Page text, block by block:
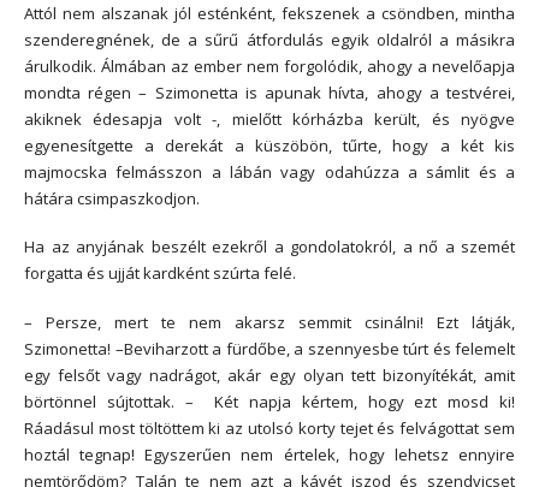
Attól nem alszanak jól esténként, fekszenek a csöndben, mintha
szenderegnének, de a sűrű átfordulás egyik oldalról a másikra
árulkodik. Álmában az ember nem forgolódik, ahogy a nevelőapja
mondta régen – Szimonetta is apunak hívta, ahogy a testvérei,
akiknek édesapja volt -, mielőtt kórházba került, és nyögve
egyenesítgette a derekát a küszöbön, tűrte, hogy a két kis
majmocska felmásszon a lábán vagy odahúzza a sámlit és a
hátára csimpaszkodjon.
Ha az anyjának beszélt ezekről a gondolatokról, a nő a szemét
forgatta és ujját kardként szúrta felé.
– Persze, mert te nem akarsz semmit csinálni! Ezt látják,
Szimonetta! –Beviharzott a fürdőbe, a szennyesbe túrt és felemelt
egy felsőt vagy nadrágot, akár egy olyan tett bizonyítékát, amit
börtönnel sújtottak. – Két napja kértem, hogy ezt mosd ki!
Ráadásul most töltöttem ki az utolsó korty tejet és felvágottat sem
hoztál tegnap! Egyszerűen nem értelek, hogy lehetsz ennyire
nemtörődöm? Talán te nem azt a kávét iszod és szendvicset